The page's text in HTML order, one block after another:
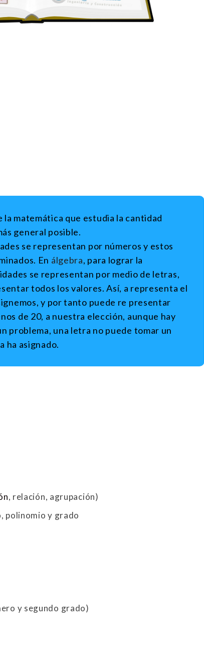
la matemática que estudia la cantidad
general posible.
se representan por números y estos
En álgebra, para lograr la
se representan por medio de letras,
todos los valores. Así, a representa el
y por tanto puede re presentar
de 20, a nuestra elección, aunque hay
problema, una letra no puede tomar un
ha asignado.
, relación, agrupación)
polinomio y grado
y segundo grado)